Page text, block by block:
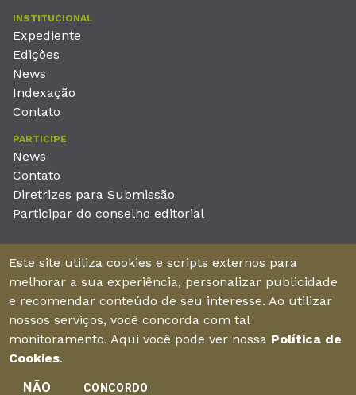
INSTITUCIONAL
Expediente
Edições
News
Indexação
Contato
PARTICIPE
News
Contato
Diretrizes para Submissão
Participar do conselho editorial
Unieducar Inteligência Educacional Ltda
CNPJ: 05.569.970/0001-26
Av. Desembargador Moreira, No. 2001 – 11º andar - Bairro
Aldeota
Fortaleza – Ceará - Brasil - CEP 60170-001
Enviar manuscrito
Este site utiliza cookies e scripts externos para
melhorar a sua experiência, personalizar publicidade
e recomendar conteúdo de seu interesse. Ao utilizar
nossos serviços, você concorda com tal
monitoramento. Aqui você pode ver nossa Política de
Cookies.
NÃO
CONCORDO